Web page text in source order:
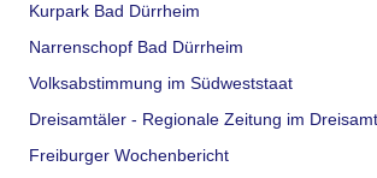
Kurpark Bad Dürrheim
Narrenschopf Bad Dürrheim
Volksabstimmung im Südweststaat
Dreisamtäler - Regionale Zeitung im
Freiburger Wochenbericht